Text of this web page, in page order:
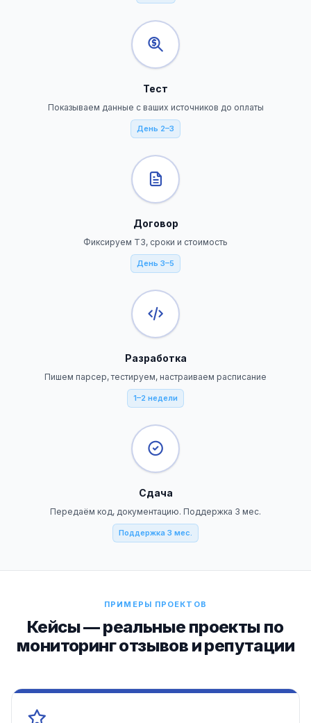
Тест
Показываем данные с ваших источников до оплаты
День 2–3
Договор
Фиксируем ТЗ, сроки и стоимость
День 3–5
Разработка
Пишем парсер, тестируем, настраиваем расписание
1–2 недели
Сдача
Передаём код, документацию. Поддержка 3 мес.
Поддержка 3 мес.
ПРИМЕРЫ ПРОЕКТОВ
Кейсы — реальные проекты по
мониторинг отзывов и репутации